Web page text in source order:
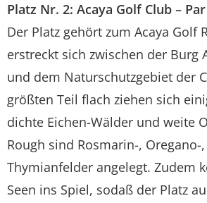
Platz Nr. 2: Acaya Golf Club –
Der Platz gehört zum Acaya Golf
erstreckt sich zwischen der Burg
und dem Naturschutzgebiet der
größten Teil flach ziehen sich
dichte Eichen-Wälder und weite
Rough sind Rosmarin-, Oregano-
Thymianfelder angelegt. Zudem
Seen ins Spiel, sodaß der Platz